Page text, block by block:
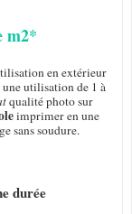
m2*
en extérieur
utilisation de 1 à
qualité photo sur
imprimer en une
sans soudure.
durée